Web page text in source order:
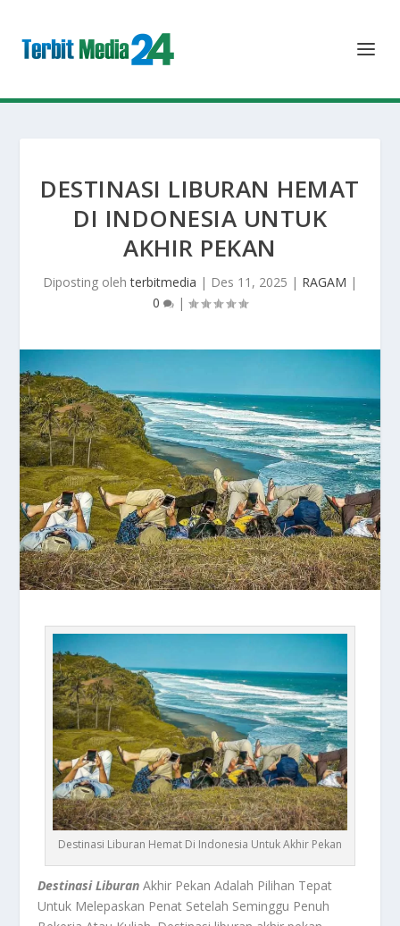
DESTINASI LIBURAN HEMAT
DI INDONESIA UNTUK
AKHIR PEKAN
Diposting olehterbitmedia | Des 11, 2025 | RAGAM |
0
|
Destinasi Liburan Hemat Di Indonesia Untuk Akhir Pekan
Destinasi Liburan Akhir Pekan Adalah Pilihan Tepat
Untuk Melepaskan Penat Setelah Seminggu Penuh